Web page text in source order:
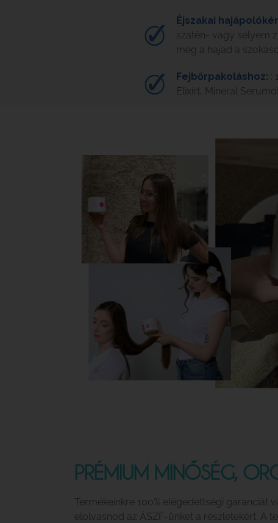
Éjszakai
szatén- vagy selyem
meg a hajad a
Fejbőrpakoláshoz: :
Elixírt, Mineral
PRÉMIUM MINŐSÉG,
Termékeinkre 100% elégedettségi
elolvasnod az ÁSZF-ünket a részletekért. A